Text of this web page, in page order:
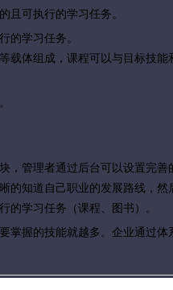
且可执行的学习任务。
的学习任务。
载体组成，课程可以与目标技能
，管理者通过后台可以设置完善
的知道自己职业的发展路线，然
的学习任务（课程、图书）。
掌握的技能就越多。企业通过体